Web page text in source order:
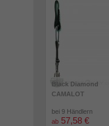
Black Diamond
CAMALOT
bei 9 Händlern
ab 57,58 €